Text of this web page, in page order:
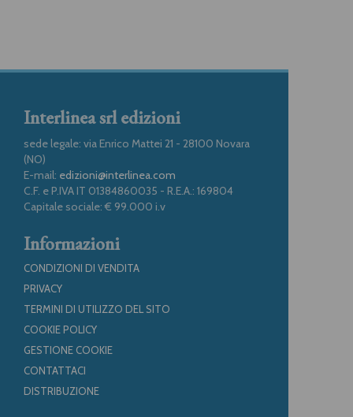
Interlinea srl edizioni
sede legale: via Enrico Mattei 21 - 28100 Novara
(NO)
E-mail: edizioni@interlinea.com
C.F. e P.IVA IT 01384860035 - R.E.A.: 169804
Capitale sociale: € 99.000 i.v
Informazioni
CONDIZIONI DI VENDITA
PRIVACY
TERMINI DI UTILIZZO DEL SITO
COOKIE POLICY
GESTIONE COOKIE
CONTATTACI
DISTRIBUZIONE